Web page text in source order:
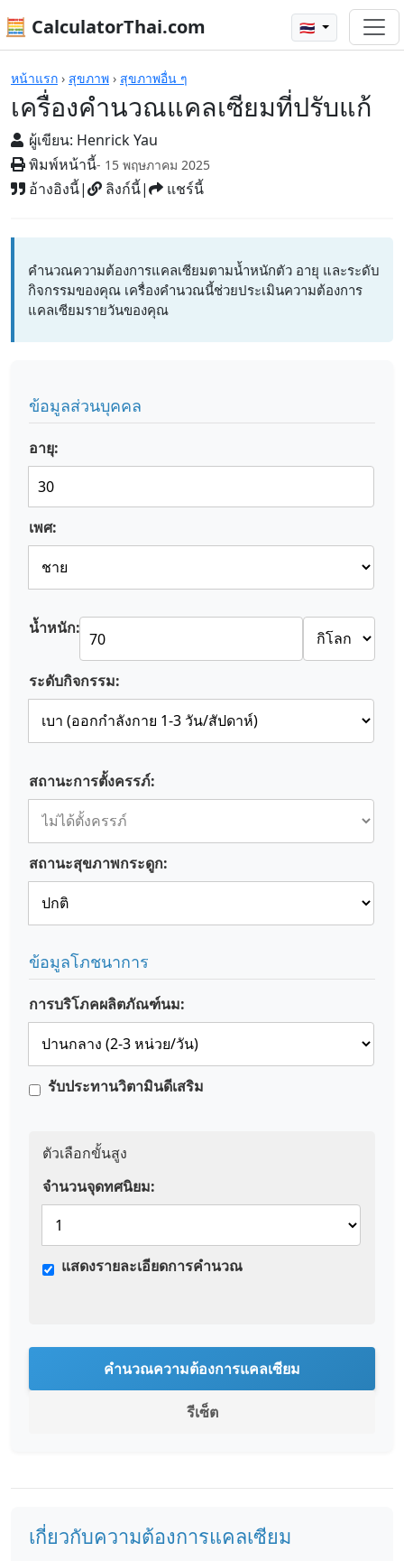
🧮 CalculatorThai.com 🇹🇭
หน้าแรก › สุขภาพ › สุขภาพอื่น ๆ
เครื่องคำนวณแคลเซียมที่ปรับแก้
ผู้เขียน: Henrick Yau
พิมพ์หน้านี้- 15 พฤษภาคม 2025
อ้างอิงนี้| ลิงก์นี้| แชร์นี้
เครื่องคิดเลข
คำนวณความต้องการแคลเซียมตามน้ำหนักตัว อายุ และระดับ
กิจกรรมของคุณ เครื่องคำนวณนี้ช่วยประเมินความต้องการ
แคลเซียมรายวันของคุณ
ข้อมูลส่วนบุคคล
อายุ:
เพศ:
น้ำหนัก:
ระดับกิจกรรม:
สถานะการตั้งครรภ์:
สถานะสุขภาพกระดูก:
ข้อมูลโภชนาการ
การบริโภคผลิตภัณฑ์นม:
รับประทานวิตามินดีเสริม
ตัวเลือกขั้นสูง
จำนวนจุดทศนิยม:
แสดงรายละเอียดการคำนวณ
คำนวณความต้องการแคลเซียม
รีเซ็ต
เกี่ยวกับความต้องการแคลเซียม